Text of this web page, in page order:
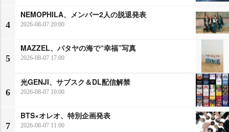
4
NEMOPHILA、メンバー2人の脱退発表
2026-08-07 20:00
5
MAZZEL、パタヤの海で“幸福”写真
2026-08-07 17:00
6
光GENJI、サブスク＆DL配信解禁
2026-08-07 10:00
7
BTS×オレオ、特別企画発表
2026-08-07 11:00